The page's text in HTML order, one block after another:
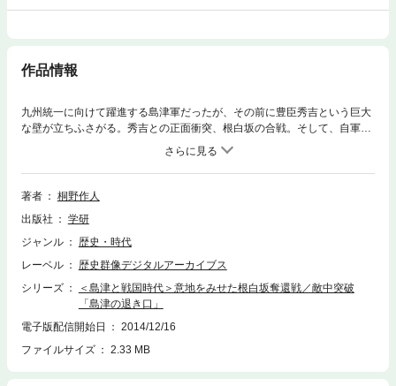
作品情報
九州統一に向けて躍進する島津軍だったが、その前に豊臣秀吉という巨大
な壁が立ちふさがる。秀吉との正面衝突、根白坂の合戦。そして、自軍の
数の少なさを嘆きつつも、「島津退き口」によって戦国史に名を残した関
ヶ原合戦。二つの戦いにみる、島津家。
著者
桐野作人
出版社
学研
ジャンル
歴史・時代
レーベル
歴史群像デジタルアーカイブス
シリーズ
＜島津と戦国時代＞意地をみせた根白坂奪還戦／敵中突破
「島津の退き口」
電子版配信開始日
2014/12/16
ファイルサイズ
2.33 MB